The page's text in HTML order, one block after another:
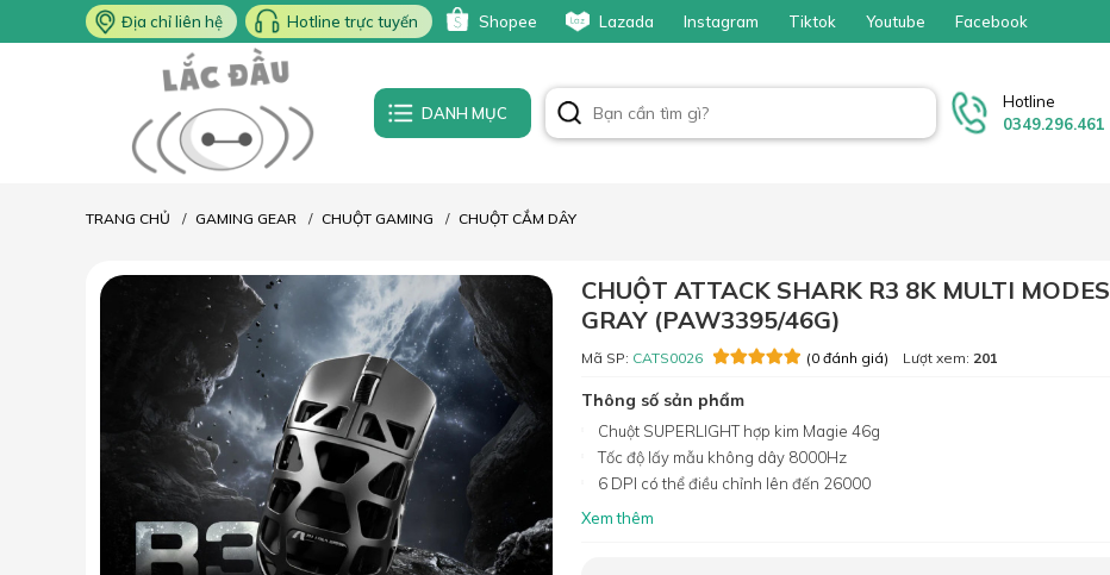
Địa chỉ liên hệ Hotline trực tuyến Shopee Lazada Instagram Tiktok Youtube Facebook
DANH MỤC
Hotline
0349.296.461
TRANG CHỦ GAMING GEAR CHUỘT GAMING CHUỘT CẮM DÂY
CHUỘT ATTACK SHARK R3 8K MULTI MODES
GRAY (PAW3395/46G)
Mã SP: CATS0026 (0 đánh giá) Lượt xem: 201
Thông số sản phẩm
Chuột SUPERLIGHT hợp kim Magie 46g
Tốc độ lấy mẫu không dây 8000Hz
6 DPI có thể điều chỉnh lên đến 26000
Xem thêm